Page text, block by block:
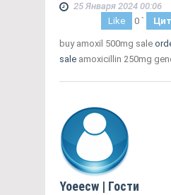
25 Января 2024 00:06
Like
0 `
buy amoxil 500mg sale
sale amoxicillin 250mg
Yoeecw | Гости